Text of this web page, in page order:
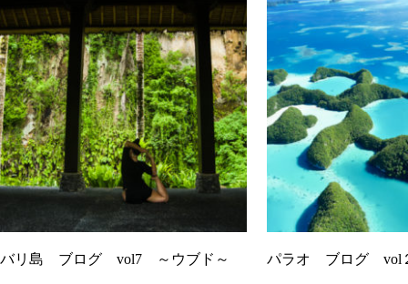
バリ島 ブログ vol7 ～ウブド～ パラオ ブログ vol